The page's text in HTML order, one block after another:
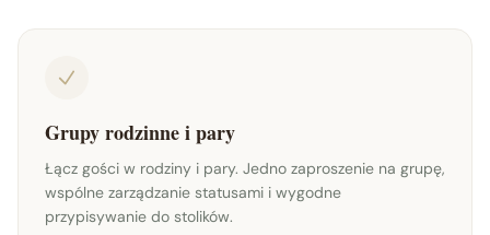
Grupy rodzinne i pary
Łącz gości w rodziny i pary. Jedno zaproszenie na grupę,
wspólne zarządzanie statusami i wygodne
przypisywanie do stolików.